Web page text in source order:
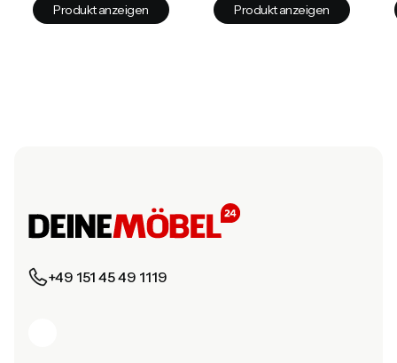
Produkt anzeigen Produkt anzeigen
+49 151 45 49 1119